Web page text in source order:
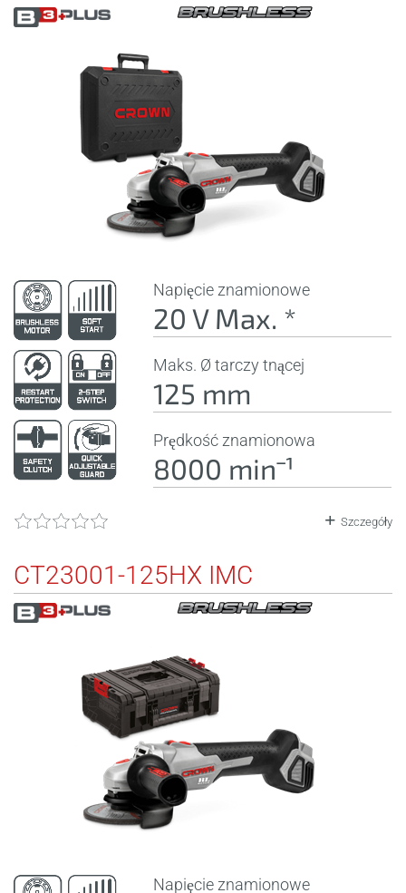
Napięcie znamionowe
20 V Max. *
Maks. Ø tarczy tnącej
125 mm
Prędkość znamionowa
8000 minˉ¹
Szczegóły
CT23001-125HX IMC
Napięcie znamionowe